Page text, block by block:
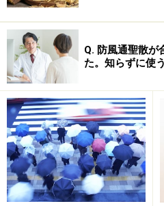
Q. 防風通聖散が
た。知らずに使